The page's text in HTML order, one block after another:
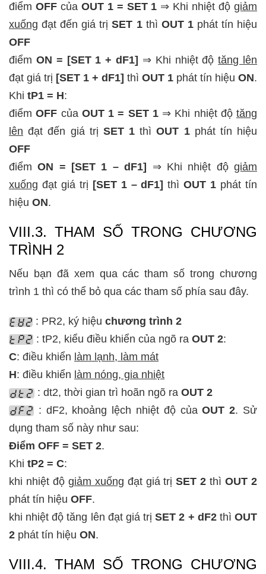
điểm OFFcủa OUT 1 = SET 1 ⇒ Khi nhiệt độgiảm
xuống đạt đến giá trịSET 1thì OUT 1phát tín hiệu
OFF
điểm ON = [SET 1 + dF1] ⇒ Khi nhiệt độtăng lên
đạt giá trị [SET 1 + dF1] thì OUT 1 phát tín hiệu ON.
Khi tP1 = H:
điểmOFF của OUT 1 = SET 1⇒ Khi nhiệt độ tăng
lên đạt đến giá trị SET 1 thìOUT 1phát tín hiệu
OFF
điểmON = [SET 1 – dF1] ⇒ Khi nhiệt độgiảm
xuống đạt giá trị [SET 1 – dF1] thìOUT 1 phát tín
hiệu ON.
VIII.3. THAM SỐ TRONG CHƯƠNG
TRÌNH 2
Nếu bạn đã xem qua các tham số trong chương
trình 1 thì có thể bỏ qua các tham số phía sau đây.
: PR2, ký hiệu chương trình 2
: tP2, kiểu điều khiển của ngõ ra OUT 2:
C: điều khiển làm lạnh, làm mát
H: điều khiển làm nóng, gia nhiệt
: dt2, thời gian trì hoãn ngõ ra OUT 2
: dF2, khoảng lệch nhiệt độ củaOUT 2. Sử
dụng tham số này như sau:
Điểm OFF = SET 2.
Khi tP2 = C:
khi nhiệt độ giảm xuống đạt giá trịSET 2 thìOUT 2
phát tín hiệu OFF.
khi nhiệt độ tăng lên đạt giá trịSET 2 + dF2thìOUT
2 phát tín hiệu ON.
VIII.4. THAM SỐ TRONG CHƯƠNG